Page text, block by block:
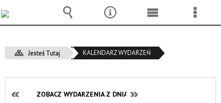
Jesteś Tutaj KALENDARZ WYDARZEŃ
ZOBACZ WYDARZENIA Z DNIA:
Wyszukiwarka
NarzędziaMenu
Menu